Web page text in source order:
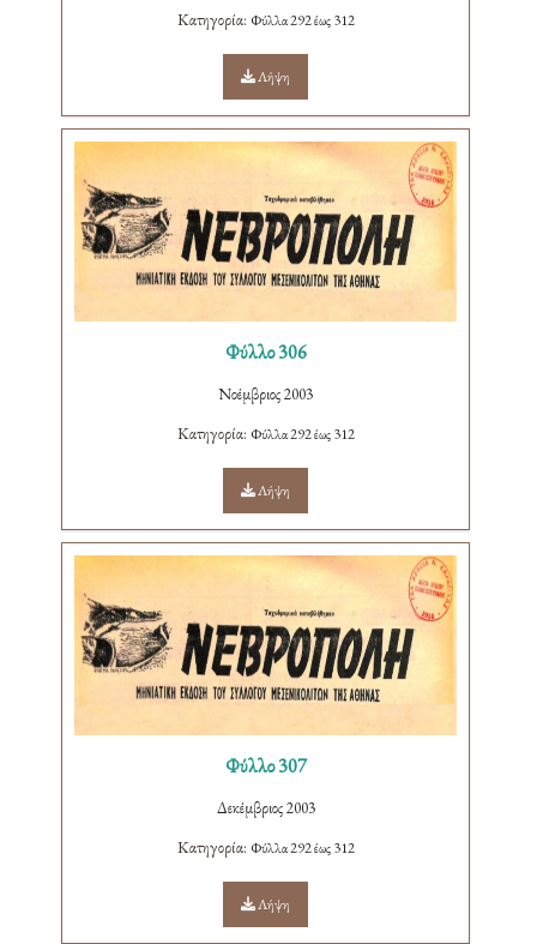
Κατηγορία: Φύλλα 292 έως 312
Λήψη
Φύλλο 306
Νοέμβριος 2003
Κατηγορία: Φύλλα 292 έως 312
Λήψη
Φύλλο 307
Δεκέμβριος 2003
Κατηγορία: Φύλλα 292 έως 312
Λήψη